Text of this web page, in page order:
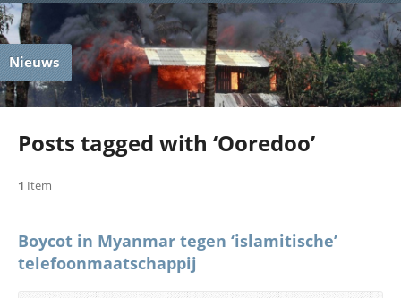
Nieuws
Posts tagged with ‘Ooredoo’
1 Item
Boycot in Myanmar tegen ‘islamitische’
telefoonmaatschappij